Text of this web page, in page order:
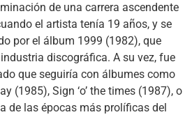
de una carrera ascendente
el artista tenía 19 años, y se
por el álbum 1999 (1982), que
discográfica. A su vez, fue
que seguiría con álbumes como
(1985), Sign ‘o’ the times (1987), o
de las épocas más prolíficas del